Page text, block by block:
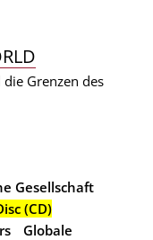
Grenzen des
Gesellschaft
(CD)
Globale